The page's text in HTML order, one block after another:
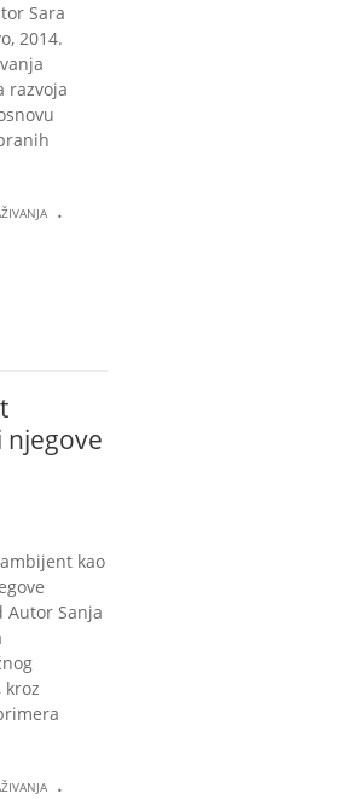
Sara
2014.
razvoja
.
kao
Autor Sanja
.